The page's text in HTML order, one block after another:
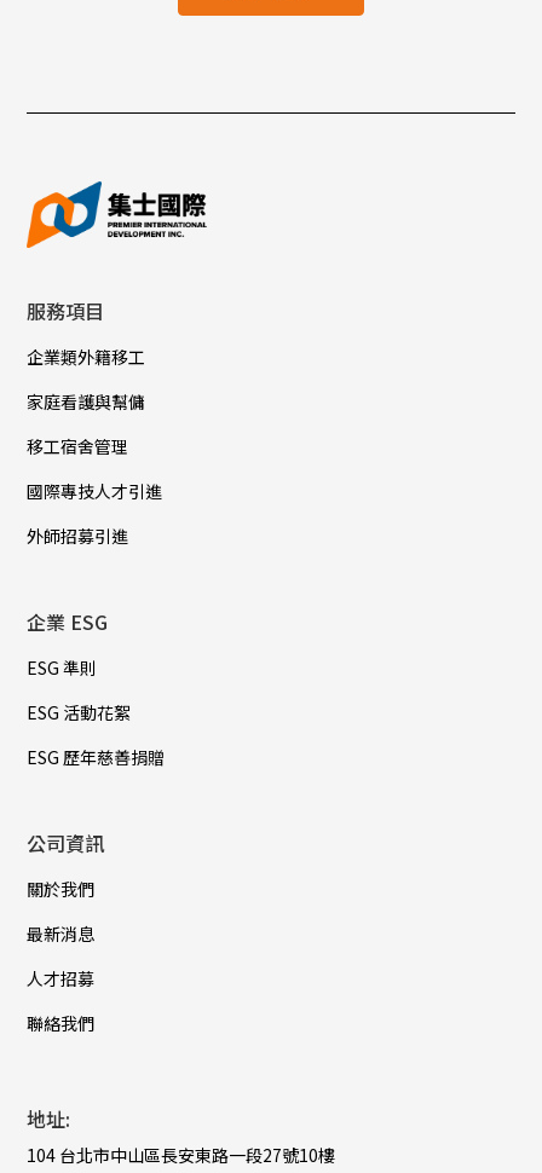
服務項目
企業類外籍移工
家庭看護與幫傭
移工宿舍管理
國際專技人才引進
外師招募引進
企業 ESG
ESG 準則
ESG 活動花絮
ESG 歷年慈善捐贈
公司資訊
關於我們
最新消息
人才招募
聯絡我們
地址:
104 台北市中山區長安東路一段27號10樓